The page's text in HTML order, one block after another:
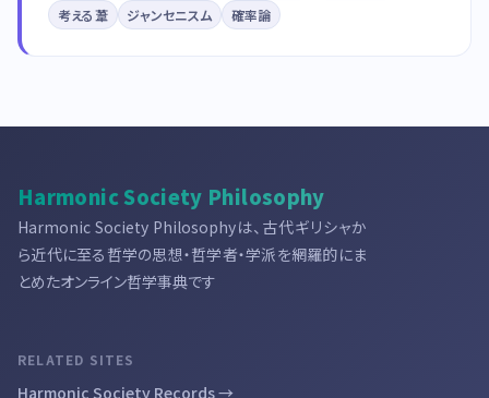
考える葦
ジャンセニスム 確率論
Harmonic Society Philosophy
Harmonic Society Philosophyは、古代ギリシャか
ら近代に至る哲学の思想・哲学者・学派を網羅的にま
とめたオンライン哲学事典です
RELATED SITES
Harmonic Society Records →